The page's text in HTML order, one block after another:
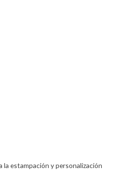
la estampación y personalización